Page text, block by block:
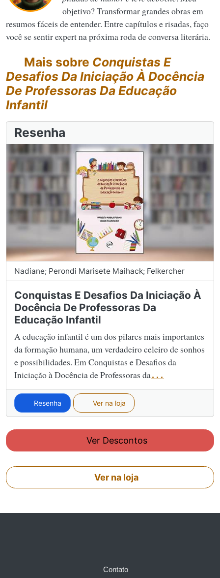
objetivo? Transformar grandes obras em
resumos fáceis de entender. Entre capítulos e risadas, faço
você se sentir expert na próxima roda de conversa literária.
Mais sobre Conquistas E
Desafios Da Iniciação À Docência
De Professoras Da Educação
Infantil
Resenha
Nadiane; Perondi Marisete Maihack; Felkercher
Conquistas E Desafios Da Iniciação À
Docência De Professoras Da
Educação Infantil
A educação infantil é um dos pilares mais importantes
da formação humana, um verdadeiro celeiro de sonhos
e possibilidades. EmConquistas e Desafios da
Iniciação à Docência de Professoras da...
Resenha Ver na loja
Ver Descontos
Ver na loja
Contato